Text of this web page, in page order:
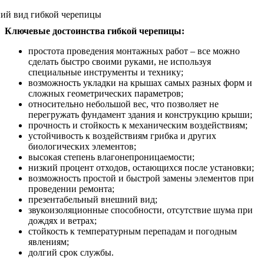
Ключевые достоинства гибкой черепицы:
простота проведения монтажных работ – все можно
сделать быстро своими руками, не используя
специальные инструменты и технику;
возможность укладки на крышах самых разных форм и
сложных геометрических параметров;
относительно небольшой вес, что позволяет не
перегружать фундамент здания и конструкцию крыши;
прочность и стойкость к механическим воздействиям;
устойчивость к воздействиям грибка и других
биологических элементов;
высокая степень влагонепроницаемости;
низкий процент отходов, остающихся после установки;
возможность простой и быстрой замены элементов при
проведении ремонта;
презентабельный внешний вид;
звукоизоляционные способности, отсутствие шума при
дождях и ветрах;
стойкость к температурным перепадам и погодным
явлениям;
долгий срок службы.